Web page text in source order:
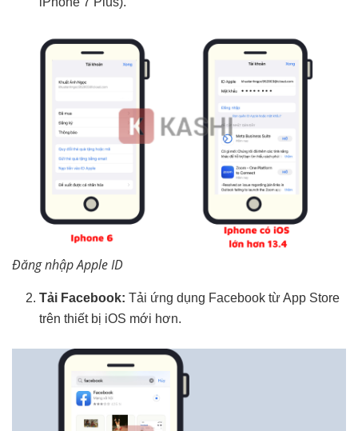
Đăng nhập Apple ID
Tải Facebook: Tải ứng dụng Facebook từ App Store
trên thiết bị iOS mới hơn.